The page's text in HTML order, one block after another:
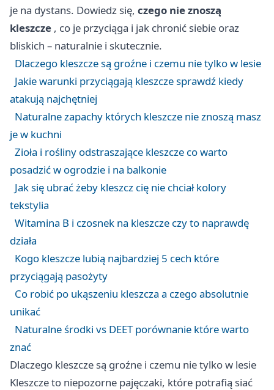
je na dystans. Dowiedz się, czego nie znoszą
kleszcze , co je przyciąga i jak chronić siebie oraz
bliskich – naturalnie i skutecznie.
Dlaczego kleszcze są groźne i czemu nie tylko w lesie
Jakie warunki przyciągają kleszcze sprawdź kiedy
atakują najchętniej
Naturalne zapachy których kleszcze nie znoszą masz
je w kuchni
Zioła i rośliny odstraszające kleszcze co warto
posadzić w ogrodzie i na balkonie
Jak się ubrać żeby kleszcz cię nie chciał kolory
tekstylia
Witamina B i czosnek na kleszcze czy to naprawdę
działa
Kogo kleszcze lubią najbardziej 5 cech które
przyciągają pasożyty
Co robić po ukąszeniu kleszcza a czego absolutnie
unikać
Naturalne środki vs DEET porównanie które warto
znać
Dlaczego kleszcze są groźne i czemu nie tylko w lesie
Kleszcze to niepozorne pajęczaki, które potrafią siać